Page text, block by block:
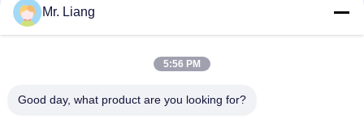
Alat Uji Perendaman Air IPX7 / 8 Lingkungan Dengan Rotating
Spray Nozzles
Waterproof Universal Rain Spraying IP Test Equipment IPX5 /
Mr. Liang
5:56 PM
Good day, what product are you looking for?